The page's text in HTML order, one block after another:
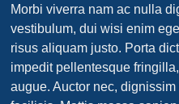
Morbi viverra nam ac nulla
vestibulum, dui wisi enim
risus aliquam justo. Porta
impedit pellentesque
augue. Auctor nec,